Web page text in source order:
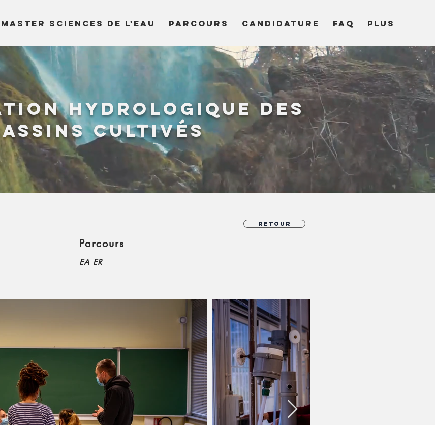
MASTER SCIENCES DE L'EAU PARCOURS CANDIDATURE FAQ Plus
hydrologique des
cultivés
Parcours
EA ER
Retour